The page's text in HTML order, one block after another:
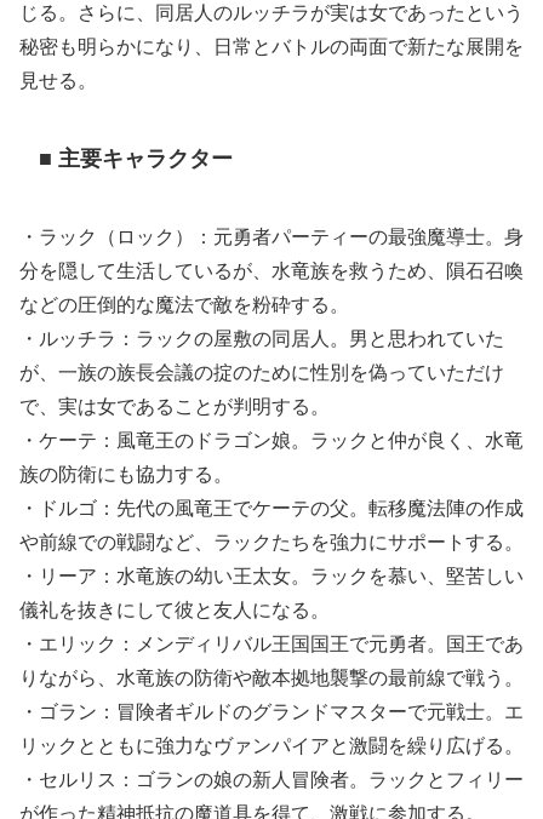
じる。さらに、同居人のルッチラが実は女であったという
秘密も明らかになり、日常とバトルの両面で新たな展開を
見せる。
■ 主要キャラクター
・ラック（ロック）：元勇者パーティーの最強魔導士。身
分を隠して生活しているが、水竜族を救うため、隕石召喚
などの圧倒的な魔法で敵を粉砕する。
・ルッチラ：ラックの屋敷の同居人。男と思われていた
が、一族の族長会議の掟のために性別を偽っていただけ
で、実は女であることが判明する。
・ケーテ：風竜王のドラゴン娘。ラックと仲が良く、水竜
族の防衛にも協力する。
・ドルゴ：先代の風竜王でケーテの父。転移魔法陣の作成
や前線での戦闘など、ラックたちを強力にサポートする。
・リーア：水竜族の幼い王太女。ラックを慕い、堅苦しい
儀礼を抜きにして彼と友人になる。
・エリック：メンディリバル王国国王で元勇者。国王であ
りながら、水竜族の防衛や敵本拠地襲撃の最前線で戦う。
・ゴラン：冒険者ギルドのグランドマスターで元戦士。エ
リックとともに強力なヴァンパイアと激闘を繰り広げる。
・セルリス：ゴランの娘の新人冒険者。ラックとフィリー
が作った精神抵抗の魔道具を得て、激戦に参加する。